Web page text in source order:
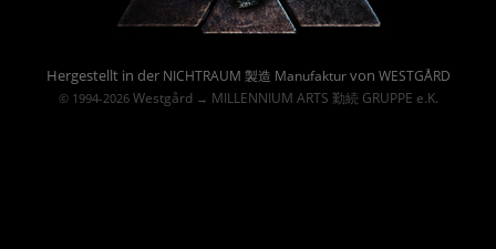
Hergestellt in der NICHTRAUM 製造 Manufakturvon WESTGÅRD
© 1994-2026 Westgård→ MILLENNIUM ARTS 勤続 GRUPPE e.K.